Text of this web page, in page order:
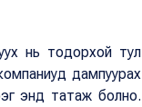
нь тодорхой тул
дампуурах
энд татаж болно.